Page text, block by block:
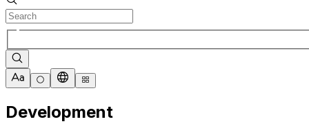
Development